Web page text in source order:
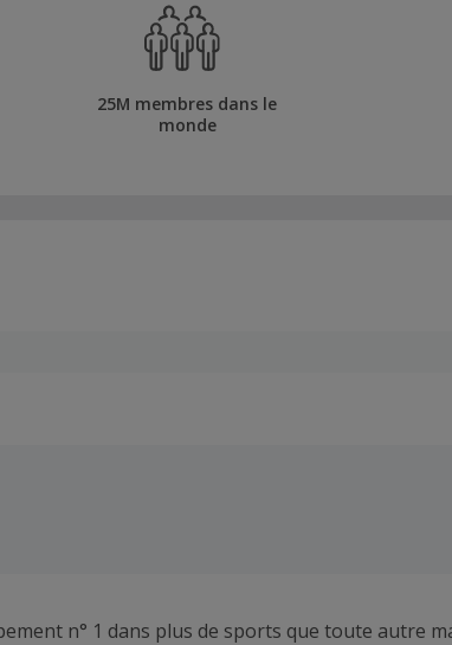
25M membres dans le
monde
n° 1 dans plus de sports que toute autre